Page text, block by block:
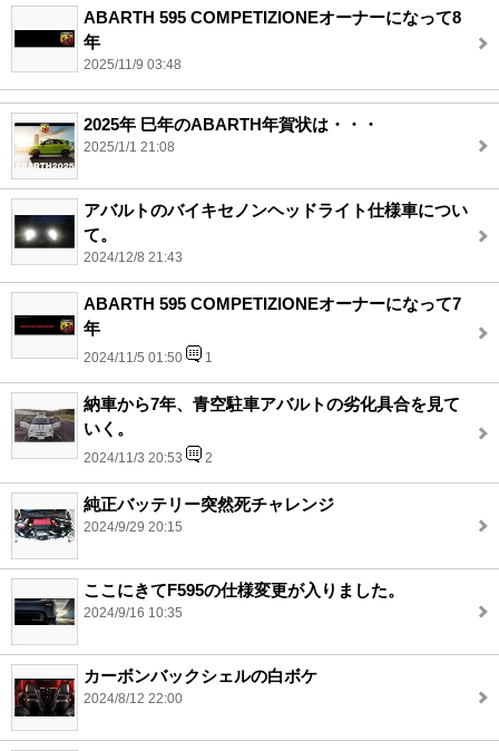
ABARTH 595 COMPETIZIONEオーナーになって8
年
2025/11/9 03:48
2025年 巳年のABARTH年賀状は・・・
2025/1/1 21:08
アバルトのバイキセノンヘッドライト仕様車につい
て。
2024/12/8 21:43
ABARTH 595 COMPETIZIONEオーナーになって7
年
2024/11/5 01:50 1
納車から7年、青空駐車アバルトの劣化具合を見て
いく。
2024/11/3 20:53 2
純正バッテリー突然死チャレンジ
2024/9/29 20:15
ここにきてF595の仕様変更が入りました。
2024/9/16 10:35
カーボンバックシェルの白ボケ
2024/8/12 22:00